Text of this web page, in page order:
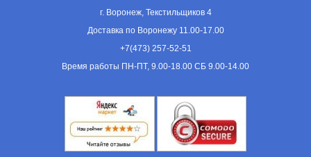
г. Воронеж, Текстильщиков 4
Доставка по Воронежу 11.00-17.00
+7(473) 257-52-51
Время работы ПН-ПТ, 9.00-18.00 СБ 9.00-14.00